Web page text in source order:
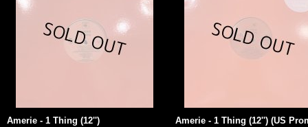
Amerie - 1 Thing (12'')
Amerie - 1 Thing (12'') (US